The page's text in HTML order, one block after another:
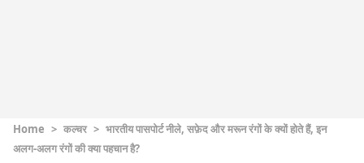
Home > कल्चर > भारतीय पासपोर्ट नीले, सफ़ेद और मरून रंगों के क्यों होते हैं, इन
अलग-अलग रंगों की क्या पहचान है?